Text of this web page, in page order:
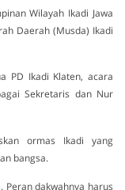
Wilayah Ikadi Jawa
Daerah (Musda) Ikadi
PD Ikadi Klaten, acara
Sekretaris dan Nur
ormas Ikadi yang
bangsa.
Peran dakwahnya harus